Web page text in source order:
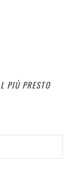
DI
PIÙ PRESTO